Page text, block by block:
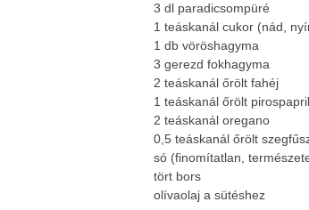
3 dl paradicsompüré
1 teáskanál cukor (nád,
1 db vöröshagyma
3 gerezd fokhagyma
2 teáskanál őrölt fahéj
1 teáskanál őrölt
2 teáskanál oregano
0,5 teáskanál őrölt
só (finomítatlan,
tört bors
olívaolaj a sütéshez